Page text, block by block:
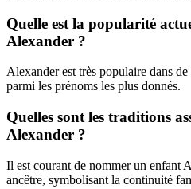
Quelle est la popularité
Alexander ?
Alexander est très populaire dans
parmi les prénoms les plus donnés.
Quelles sont les traditions
Alexander ?
Il est courant de nommer un enfant
ancêtre, symbolisant la continuité